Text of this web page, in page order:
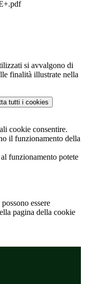
si avvalgono di
finalità illustrate nella
tutti i cookies
cookie consentire.
il funzionamento della
funzionamento potete
essere
pagina della cookie